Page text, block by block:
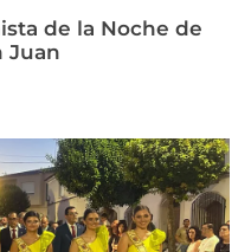
de la Noche de
Juan